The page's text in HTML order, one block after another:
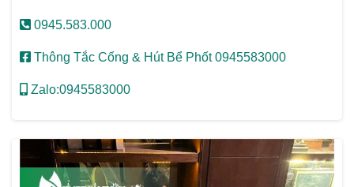
0945.583.000
Thông Tắc Cống & Hút Bể Phốt 0945583000
Zalo:0945583000